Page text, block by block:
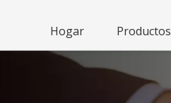
Hogar Productos